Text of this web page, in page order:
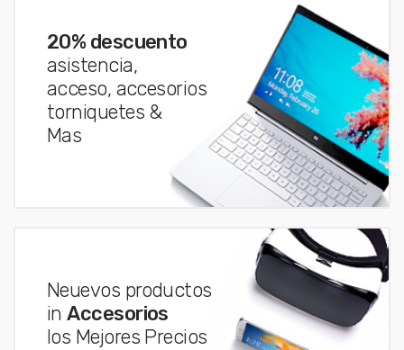
20% descuento
asistencia,
acceso, accesorios
torniquetes &
Mas
Neuevos productos
inAccesorios
los Mejores Precios